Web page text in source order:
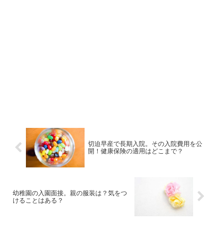
切迫早産で長期入院。その入院費用を公
開！健康保険の適用はどこまで？
幼稚園の入園面接。親の服装は？気をつ
けることはある？